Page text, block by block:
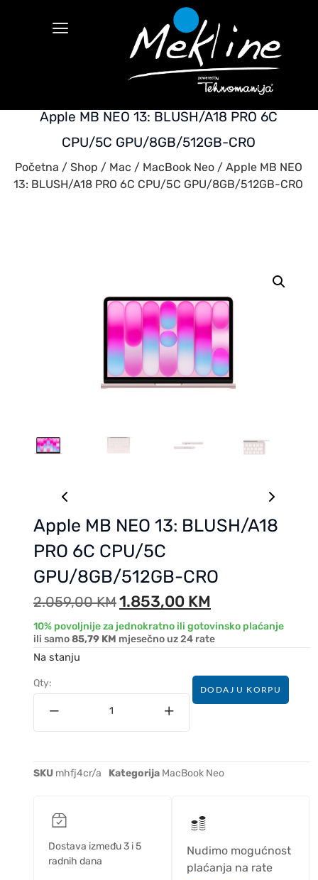
Apple MB NEO 13: BLUSH/A18 PRO 6C
CPU/5C GPU/8GB/512GB-CRO
Početna / Shop / Mac / MacBook Neo/ Apple MB NEO
13: BLUSH/A18 PRO 6C CPU/5C GPU/8GB/512GB-CRO
Apple MB NEO 13: BLUSH/A18
PRO 6C CPU/5C
GPU/8GB/512GB-CRO
2.059,00KM1.853,00 KM
10% povoljnije za jednokratno ili gotovinsko plaćanje
ili samo85,79 KM mjesečno uz 24 rate
Na stanju
Qty:
DODAJ U KORPU
SKU mhfj4cr/a Kategorija MacBook Neo
Dostava između 3 i 5
radnih dana
Nudimo mogućnost
plaćanja na rate